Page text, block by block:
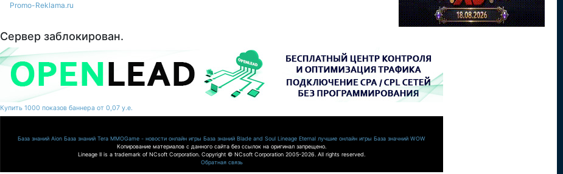
Promo-Reklama.ru
Сервер заблокирован.
Купить 1000 показов баннера от 0,07 у.е.
База знаний Aion База знаний Tera MMOGame - новости онлайн игры База знаний Blade and Soul Lineage Eternal лучшие онлайн игры База значний WOW
Копирование материалов с данного сайта без ссылок на оригинал запрещено.
Lineage II is a trademark of NCsoft Corporation. Copyright © NCsoft Corporation 2005-2026. All rights reserved.
Обратная связь